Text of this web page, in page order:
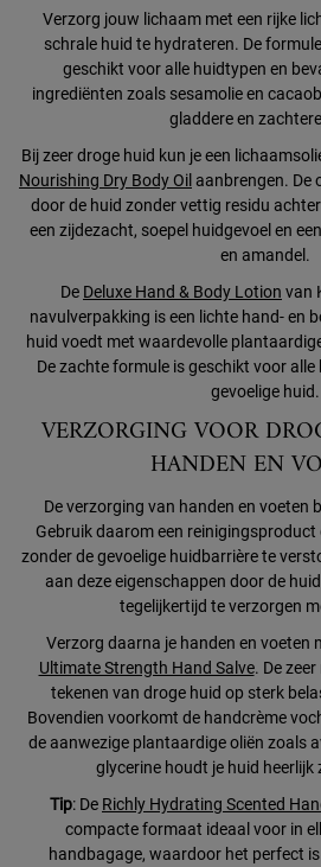
Verzorg jouw lichaam met een rijke
schrale huid te hydrateren. De
geschikt voor alle huidtypen en
ingrediënten zoals sesamolie en
gladdere en
Bij zeer droge huid kun je een
Nourishing Dry Body Oil aanbrengen. De
door de huid zonder vettig residu
een zijdezacht, soepel huidgevoel en
en amandel.
De Deluxe Hand & Body Lotion van
navulverpakking is een lichte hand- en
huid voedt met waardevolle
De zachte formule is geschikt voor
gevoelige huid.
VERZORGING VOOR
HANDEN EN
De verzorging van handen en voeten
Gebruik daarom een
zonder de gevoelige huidbarrière te
aan deze eigenschappen door de
tegelijkertijd te verzorgen
Verzorg daarna je handen en voeten
Ultimate Strength Hand Salve. De
tekenen van droge huid op sterk
Bovendien voorkomt de handcrème
de aanwezige plantaardige oliën zoals
glycerine houdt je huid heerlijk
Tip: De Richly Hydrating Scented
compacte formaat ideaal voor in
handbagage, waardoor het perfect